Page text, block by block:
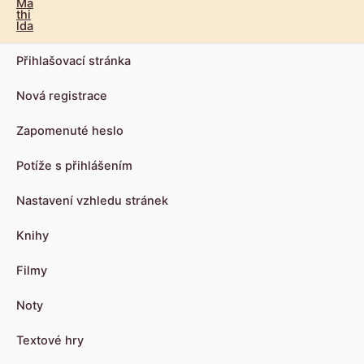
Přihlašovací stránka
Nová registrace
Zapomenuté heslo
Potíže s přihlášením
Nastavení vzhledu stránek
Knihy
Filmy
Noty
Textové hry